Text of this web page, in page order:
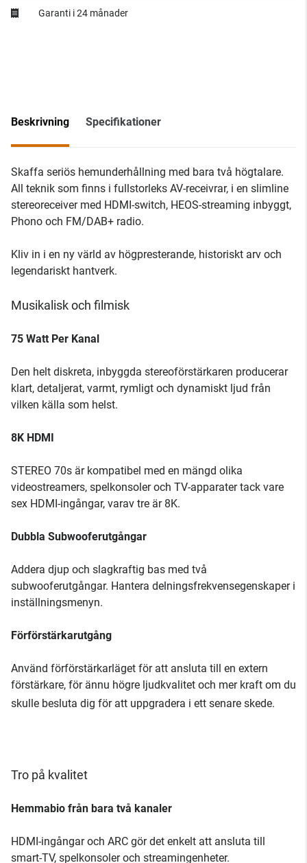
Garanti i 24 månader
Beskrivning Specifikationer
Skaffa seriös hemunderhållning med bara två högtalare.
All teknik som finns i fullstorleks AV-receivrar, i en slimline
stereoreceiver med HDMI-switch, HEOS-streaming inbyggt,
Phono och FM/DAB+ radio.
Kliv in i en ny värld av högpresterande, historiskt arv och
legendariskt hantverk.
Musikalisk och filmisk
75 Watt Per Kanal
Den helt diskreta, inbyggda stereoförstärkaren producerar
klart, detaljerat, varmt, rymligt och dynamiskt ljud från
vilken källa som helst.
8K HDMI
STEREO 70s är kompatibel med en mängd olika
videostreamers, spelkonsoler och TV-apparater tack vare
sex HDMI-ingångar, varav tre är 8K.
Dubbla Subwooferutgångar
Addera djup och slagkraftig bas med två
subwooferutgångar. Hantera delningsfrekvensegenskaper i
inställningsmenyn.
Förförstärkarutgång
Använd förförstärkarläget för att ansluta till en extern
förstärkare, för ännu högre ljudkvalitet och mer kraft om du
skulle besluta dig för att uppgradera i ett senare skede.
Tro på kvalitet
Hemmabio från bara två kanaler
HDMI-ingångar och ARC gör det enkelt att ansluta till
smart-TV, spelkonsoler och streamingenheter.